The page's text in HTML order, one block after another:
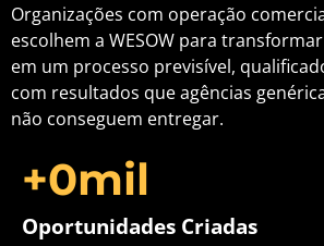
Organizações com operação
escolhem a WESOW para
em um processo previsível,
com resultados que agências
não conseguem entregar.
Oportunidades Criadas
+0mil